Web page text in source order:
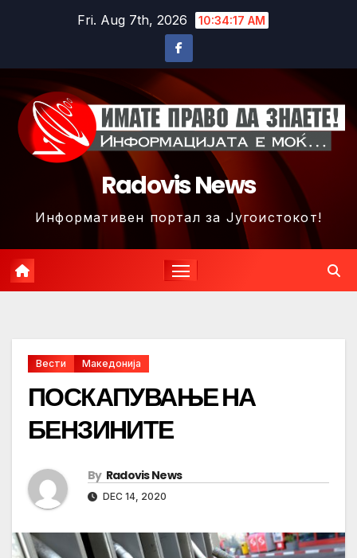
Fri. Aug 7th, 2026 10:34:20 AM
Radovis News
Информативен портал за Југоистокот!
Вести Македонија
ПОСКАПУВАЊЕ НА
БЕНЗИНИТЕ
By Radovis News
DEC 14, 2020